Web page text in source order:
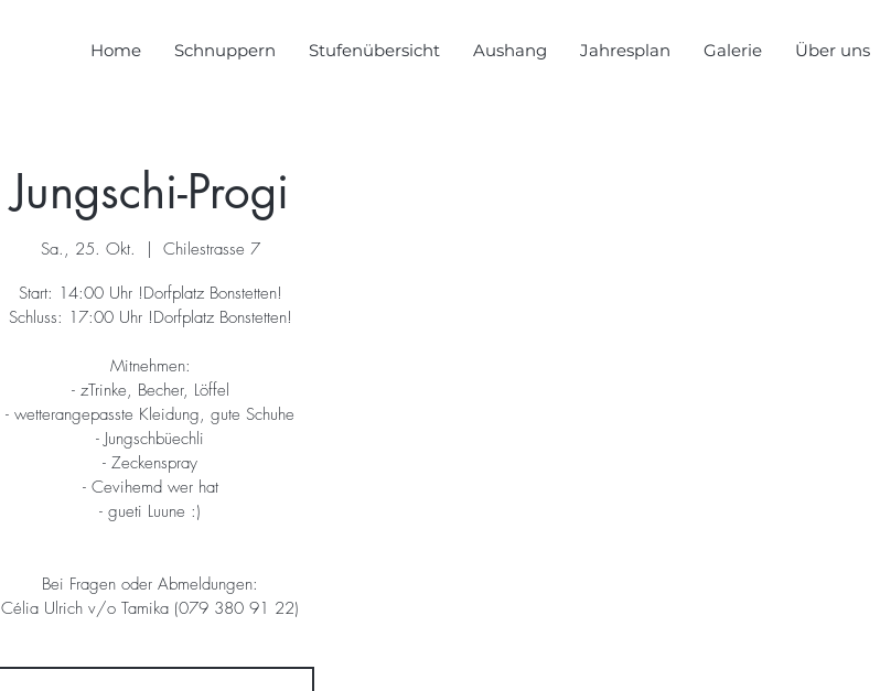
Home Schnuppern Stufenübersicht Aushang Jahresplan Galerie Über uns
Jungschi-Progi
Sa., 25. Okt.
  |
Chilestrasse 7
Start: 14:00 Uhr !Dorfplatz Bonstetten!
Schluss: 17:00 Uhr !Dorfplatz Bonstetten!
Mitnehmen:
- zTrinke, Becher, Löffel
- wetterangepasste Kleidung, gute Schuhe
- Jungschbüechli
- Zeckenspray
- Cevihemd wer hat
- gueti Luune :)
Bei Fragen oder Abmeldungen:
Célia Ulrich v/o Tamika (079 380 91 22)